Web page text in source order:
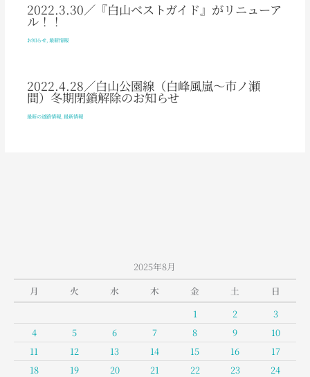
2022.3.30／『白山ベストガイド』がリニューア
ル！！
お知らせ, 最新情報
2022.4.28／白山公園線（白峰風嵐～市ノ瀬
間）冬期閉鎖解除のお知らせ
最新の道路情報, 最新情報
2025年8月
月
火 水 木 金 土
日
1
2
3
4
5 6 7 8 9
10
11
12 13 14 15 16
17
18
19 20 21 22 23
24